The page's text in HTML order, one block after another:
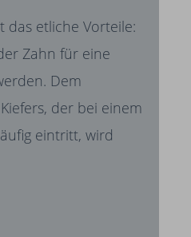
das etliche Vorteile:
Zahn für eine
Dem
der bei einem
eintritt, wird